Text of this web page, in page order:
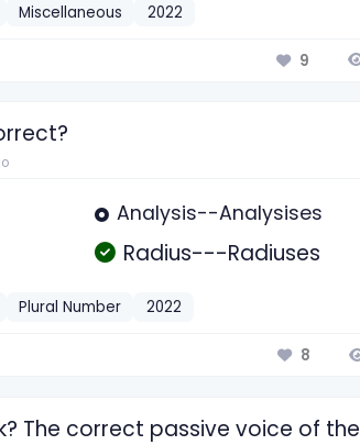
Miscellaneous 2022
9
Analysis--Analysises
Radius---Radiuses
Plural Number 2022
8
The correct passive voice of the